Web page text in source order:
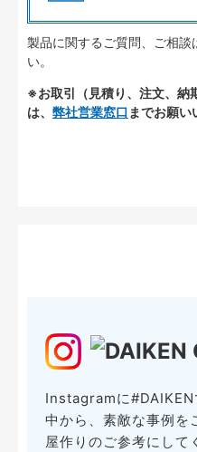
製品に関するご質問、ご相談
い。
※お取引（見積り、注文、納
は、 弊社営業窓口 までお願い
Instagramに#DAIKEN
中から、素敵な事例を
屋作りのご参考にして